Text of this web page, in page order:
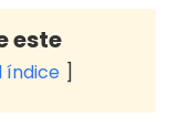
este
índice